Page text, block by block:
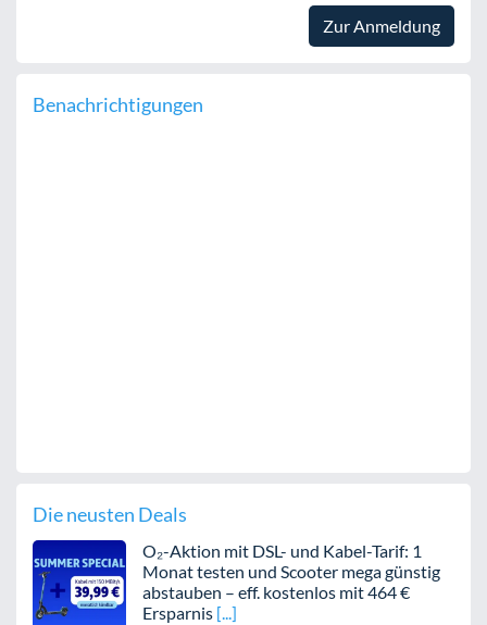
Zur Anmeldung
Benachrichtigungen
Die neusten Deals
O₂-Aktion mit DSL- und Kabel-Tarif: 1
Monat testen und Scooter mega günstig
abstauben – eff. kostenlos mit 464 €
Ersparnis